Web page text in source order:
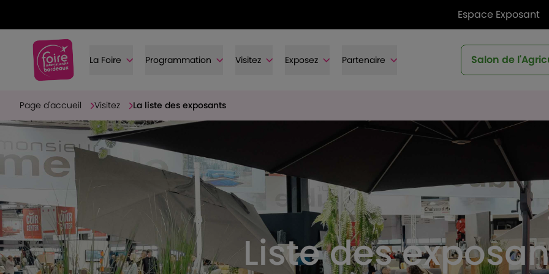
Espace Exposant
La Foire Programmation Visitez Exposez Partenaire Salon de
Page d'accueil Visitez La liste des exposants
Liste des